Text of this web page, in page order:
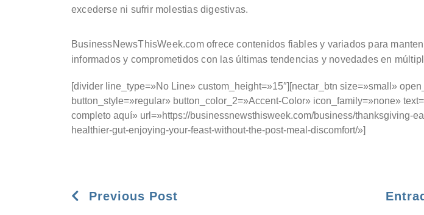
excederse ni sufrir molestias digestivas.
BusinessNewsThisWeek.com ofrece contenidos fiables y variados para
informados y comprometidos con las últimas tendencias y novedades en
[divider line_type=»No Line» custom_height=»15″][nectar_btn size=»small»
button_style=»regular» button_color_2=»Accent-Color» icon_family=»none»
completo aquí» url=»https://businessnewsthisweek.com/business/thanksgiving-
healthier-gut-enjoying-your-feast-without-the-post-meal-discomfort/»]
Previous Post